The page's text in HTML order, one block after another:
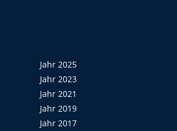
Jahr 2025
Jahr 2023
Jahr 2021
Jahr 2019
Jahr 2017